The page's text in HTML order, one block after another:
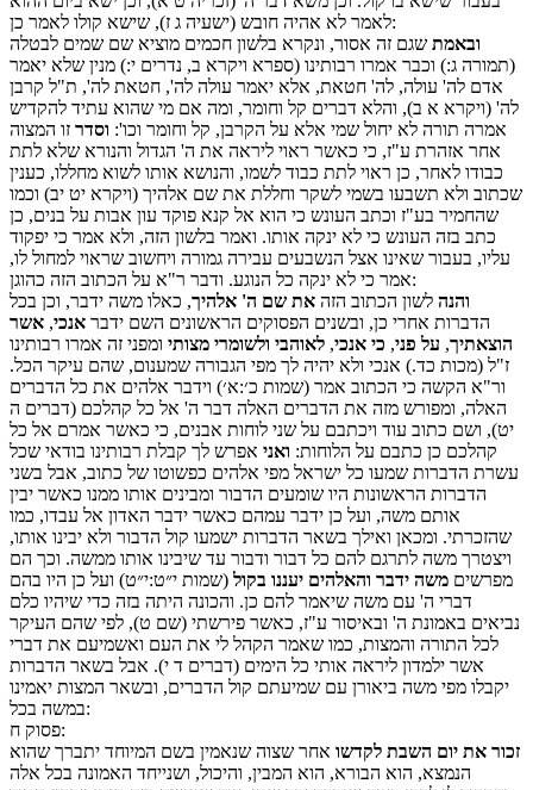
לאמר לא אהיה חובש (ישעיה ג ז), שישא קולו לאמר כן:
ובאמת שגם זה אסור, ונקרא בלשון חכמים מוציא שם שמים לבטלה
(תמורה ג:) וכבר אמרו רבותינו (ספרא ויקרא ב, נדרים י:) מנין שלא יאמר
אדם לה' עולה, לה' חטאת, אלא יאמר עולה לה', חטאת לה', ת"ל קרבן
לה' (ויקרא א ב), והלא דברים קל וחומר, ומה אם מי שהוא עתיד להקדיש
אמרה תורה לא יחול שמי אלא על הקרבן, קל וחומר וכו': וסדר זו המצוה
אחר אזהרת ע"ז, כי כאשר ראוי ליראה את ה' הגדול והנורא שלא לתת
כבודו לאחר, כן ראוי לתת כבוד לשמו, והנושא אותו לשוא מחללו, כענין
שכתוב ולא תשבעו בשמי לשקר וחללת את שם אלהיך (ויקרא יט יב) וכמו
שהחמיר בע"ז וכתב העונש כי הוא אל קנא פוקד עון אבות על בנים, כן
כתב בזה העונש כי לא ינקה אותו. ואמר בלשון הזה, ולא אמר כי יפקוד
עליו, בעבור שאינו אצל הנשבעים עבירה גמורה ויחשוב שראוי למחול לו,
אמר כי לא ינקה כל הנוגע. ודבר ר"א על הכתוב הזה כהוגן:
והנה לשון הכתוב הזה את שם ה' אלהיך, כאלו משה ידבר, וכן בכל
הדברות אחרי כן, ובשנים הפסוקים הראשונים השם ידבר אנכי, אשר
הוצאתיך, על פני, כי אנכי, לאוהבי ולשומרי מצותי ומפני זה אמרו רבותינו
ז"ל (מכות כד.) אנכי ולא יהיה לך מפי הגבורה שמענום, שהם עיקר הכל.
ור"א הקשה כי הכתוב אמר (שמות כ׳:א׳) וידבר אלהים את כל הדברים
האלה, ומפורש מזה את הדברים האלה דבר ה' אל כל קהלכם (דברים ה
יט), ושם כתוב עוד ויכתבם על שני לוחות אבנים, כי כאשר אמרם אל כל
קהלכם כן כתבם על הלוחות: ואני אפרש לך קבלת רבותינו בודאי שכל
עשרת הדברות שמעו כל ישראל מפי אלהים כפשוטו של כתוב, אבל בשני
הדברות הראשונות היו שומעים הדבור ומבינים אותו ממנו כאשר יבין
אותם משה, ועל כן ידבר עמהם כאשר ידבר האדון אל עבדו, כמו
שהזכרתי. ומכאן ואילך בשאר הדברות ישמעו קול הדבור ולא יבינו אותו,
ויצטרך משה לתרגם להם כל דבור ודבור עד שיבינו אותו ממשה. וכך הם
מפרשים משה ידבר והאלהים יעננו בקול (שמות י״ט:י״ט) ועל כן היו בהם
דברי ה' עם משה שיאמר להם כן. והכונה היתה בזה כדי שיהיו כלם
נביאים באמונת ה' ובאיסור ע"ז, כאשר פירשתי (שם ט), לפי שהם העיקר
לכל התורה והמצות, כמו שאמר הקהל לי את העם ואשמיעם את דברי
אשר ילמדון ליראה אותי כל הימים (דברים ד י). אבל בשאר הדברות
יקבלו מפי משה ביאורן עם שמיעתם קול הדברים, ובשאר המצות יאמינו
במשה בכל:
פסוק ח
:
זכור את יום השבת לקדשו אחר שצוה שנאמין בשם המיוחד יתברך שהוא
הנמצא, הוא הבורא, הוא המבין, והיכול, ושנייחד האמונה בכל אלה